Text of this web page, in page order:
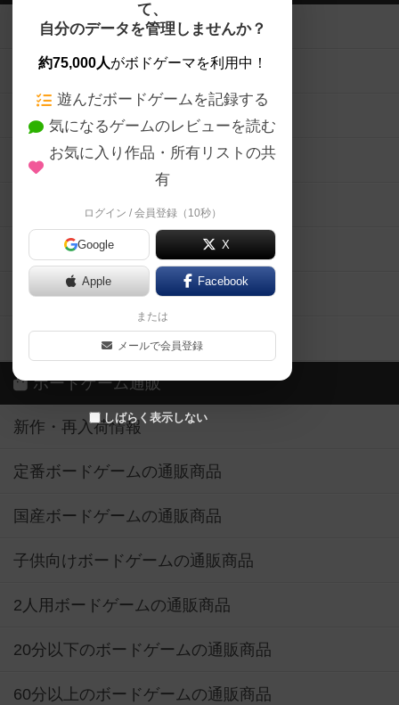
て、
自分のデータを管理しませんか？
約75,000人がボドゲーマを利用中！
遊んだボードゲームを記録する
気になるゲームのレビューを読む
お気に入り作品・所有リストの共
有
ログイン / 会員登録（10秒）
Google X
Apple Facebook
または
メールで会員登録
しばらく表示しない
ボードゲームを検索する
ボードゲームの新着レビュー
ボードゲーム会情報
メカニクス特集
掲示板・トピックス
ボドとも・会員一覧
ボードゲーム業界コラム
ボドゲーマご利用案内
ボードゲーム通販
新作・再入荷情報
定番ボードゲームの通販商品
国産ボードゲームの通販商品
子供向けボードゲームの通販商品
2人用ボードゲームの通販商品
20分以下のボードゲームの通販商品
60分以上のボードゲームの通販商品